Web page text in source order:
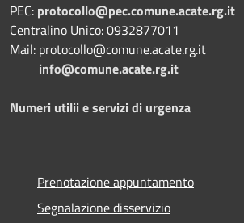
PEC: protocollo@pec.comune.acate.rg.it
Centralino Unico: 0932877011
Mail: protocollo@comune.acate.rg.it
info@comune.acate.rg.it
Numeri utilii e servizi di urgenza
Prenotazione appuntamento
Segnalazione disservizio